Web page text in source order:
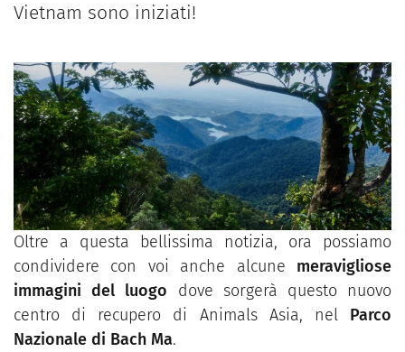
Vietnam sono iniziati!
Oltre a questa bellissima notizia, ora possiamo
condividere con voi anche alcune meravigliose
immagini del luogo dove sorgerà questo nuovo
centro di recupero di Animals Asia, nel Parco
Nazionale di Bach Ma.